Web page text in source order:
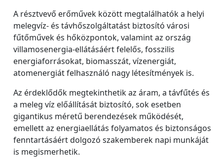
A résztvevő erőművek között megtalálhatók a helyi
melegvíz- és távhőszolgáltatást biztosító városi
fűtőművek és hőközpontok, valamint az ország
villamosenergia-ellátásáért felelős, fosszilis
energiaforrásokat, biomasszát, vízenergiát,
atomenergiát felhasználó nagy létesítmények is.
Az érdeklődők megtekinthetik az áram, a távfűtés és
a meleg víz előállítását biztosító, sok esetben
gigantikus méretű berendezések működését,
emellett az energiaellátás folyamatos és biztonságos
fenntartásáért dolgozó szakemberek napi munkáját
is megismerhetik.